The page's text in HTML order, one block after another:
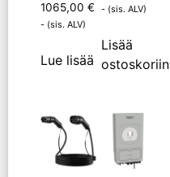
1065,00 €
- (sis. ALV)
Lue lisää
- (sis. ALV)
Lisää
ostoskoriin